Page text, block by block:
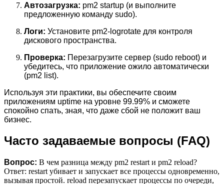
Автозагрузка: pm2 startup (и выполните
предложенную команду sudo).
Логи: Установите pm2-logrotate для контроля
дискового пространства.
Проверка: Перезагрузите сервер (sudo reboot) и
убедитесь, что приложение ожило автоматически
(pm2 list).
Используя эти практики, вы обеспечите своим
приложениям uptime на уровне 99.99% и сможете
спокойно спать, зная, что даже сбой не положит ваш
бизнес.
Часто задаваемые вопросы (FAQ)
Вопрос: В чем разница между pm2 restart и pm2 reload?
Ответ: restart убивает и запускает все процессы одновременно,
вызывая простой. reload перезапускает процессы по очереди,